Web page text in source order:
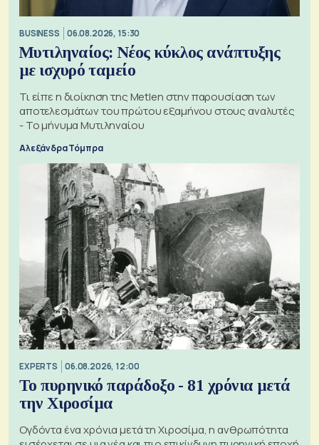
BUSINESS 06.08.2026, 15:30
Μυτιληναίος: Νέος κύκλος ανάπτυξης
με ισχυρό ταμείο
Τι είπε η διοίκηση της Metlen στην παρουσίαση των
αποτελεσμάτων του πρώτου εξαμήνου στους αναλυτές
- Το μήνυμα Μυτιληναίου
Αλεξάνδρα Τόμπρα
EXPERTS 06.08.2026, 12:00
Το πυρηνικό παράδοξο - 81 χρόνια μετά
την Χιροσίμα
Ογδόντα ένα χρόνια μετά τη Χιροσίμα, η ανθρωπότητα